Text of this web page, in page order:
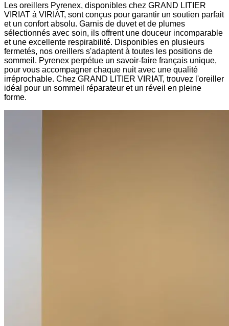
Les oreillers Pyrenex, disponibles chez GRAND LITIER
VIRIAT à VIRIAT, sont conçus pour garantir un soutien parfait
et un confort absolu. Garnis de duvet et de plumes
sélectionnés avec soin, ils offrent une douceur incomparable
et une excellente respirabilité. Disponibles en plusieurs
fermetés, nos oreillers s'adaptent à toutes les positions de
sommeil. Pyrenex perpétue un savoir-faire français unique,
pour vous accompagner chaque nuit avec une qualité
irréprochable. Chez GRAND LITIER VIRIAT, trouvez l'oreiller
idéal pour un sommeil réparateur et un réveil en pleine
forme.